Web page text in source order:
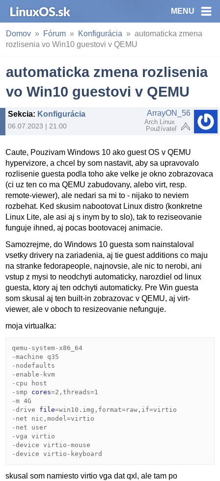
MENU
Domov Fórum Konfigurácia
automaticka zmena
rozlisenia vo Win10 guestovi v QEMU
automaticka zmena rozlisenia
vo Win10 guestovi v QEMU
Sekcia: Konfigurácia
06.07.2023 | 21:00
ArrayON_56
Arch Linux
Používateľ
Caute, Pouzivam Windows 10 ako guest OS v QEMU
hypervizore, a chcel by som nastavit, aby sa upravovalo
rozlisenie guesta podla toho ake velke je okno zobrazovaca
(ci uz ten co ma QEMU zabudovany, alebo virt, resp.
remote-viewer), ale nedari sa mi to - nijako to neviem
rozbehat. Ked skusim nabootovat Linux distro (konkretne
Linux Lite, ale asi aj s inym by to slo), tak to reziseovanie
funguje ihned, aj pocas bootovacej animacie.
Samozrejme, do Windows 10 guesta som nainstaloval
vsetky drivery na zariadenia, aj tie guest additions co maju
na stranke fedorapeople, najnovsie, ale nic to nerobi, ani
vstup z mysi to neodchyti automaticky, narozdiel od linux
guesta, ktory aj ten odchyti automaticky. Pre Win guesta
som skusal aj ten built-in zobrazovac v QEMU, aj virt-
viewer, ale v oboch to resizeovanie nefunguje.
moja virtualka:
qemu-system-x86_64
-machine
q35
-nodefaults
-enable-kvm
-cpu
host
-smp
cores=2 ,threads=1
-m 4G
-drive
file=win10.img,format=raw,if=virtio
-net
nic,model=virtio
-net
user
-vga
virtio
-device
virtio-mouse
-device
virtio-keyboard
skusal som namiesto virtio vga dat qxl, ale tam po